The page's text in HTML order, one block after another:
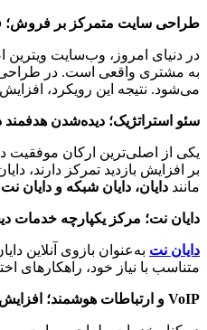
طراحی سایت متمرکز بر فروش؛
در دنیای امروز، وب‌سایت
می‌شود. نتیجه این رویکرد،
سئو استراتژیک؛ دیده‌شدن
یکی از اصلی‌ترین ارکان موفقیت
بر افزایش بازدید تمرکز دارند،
مانند دایان، دایان شبکه و دایان نت
دایان نت؛ مرکز یکپارچه خدمات
دایان نت
متناسب با نیاز خود،
VoIP و ارتباطات هوشمند؛